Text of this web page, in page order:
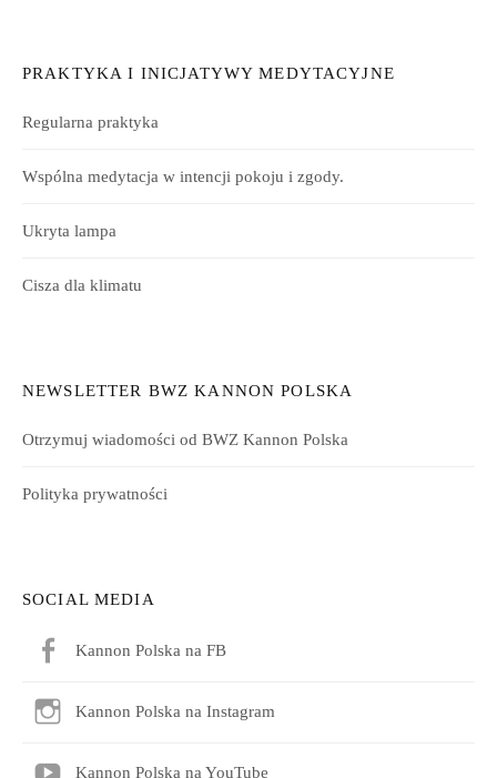
PRAKTYKA I INICJATYWY MEDYTACYJNE
Regularna praktyka
Wspólna medytacja w intencji pokoju i zgody.
Ukryta lampa
Cisza dla klimatu
NEWSLETTER BWZ KANNON POLSKA
Otrzymuj wiadomości od BWZ Kannon Polska
Polityka prywatności
SOCIAL MEDIA
Kannon Polska na FB
Kannon Polska na Instagram
Kannon Polska na YouTube